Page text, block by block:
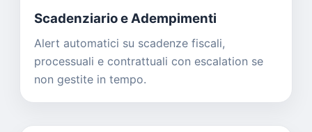
Scadenziario e Adempimenti
Alert automatici su scadenze fiscali,
processuali e contrattuali con escalation se
non gestite in tempo.